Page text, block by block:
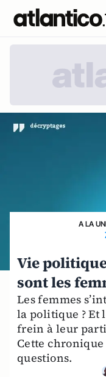
A LA
Vie
sont les
Les femmes
la politique ? Et
frein à leur
Cette chronique
questions.